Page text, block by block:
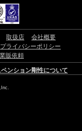
取扱店
会社概要
プライバシーポリシー
業販依頼
ンション剛性について